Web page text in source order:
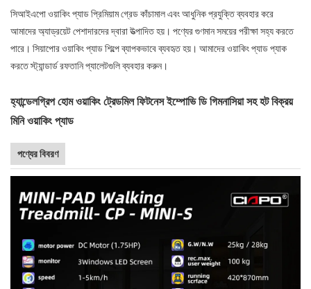
সিআইএপো ওয়াকিং প্যাড প্রিমিয়াম গ্রেড কাঁচামাল এবং আধুনিক প্রযুক্তি ব্যবহার করে
আমাদের অ্যাড্রয়েট পেশাদারদের দ্বারা উত্পাদিত হয়। পণ্যের গুণমান সময়ের পরীক্ষা সহ্য করতে
পারে। সিয়াপোর ওয়াকিং প্যাড শিল্পে ব্যাপকভাবে ব্যবহৃত হয়। আমাদের ওয়াকিং প্যাড প্যাক
করতে স্ট্যান্ডার্ড রফতানি প্যালেটগুলি ব্যবহার করুন।
হ্যান্ডেলগ্রিপ হোম ওয়াকিং ট্রেডমিল ফিটনেস ইম্পোভি ডি গিমনাসিয়া সহ হট বিক্রয়
মিনি ওয়াকিং প্যাড
পণ্যের বিবরণ